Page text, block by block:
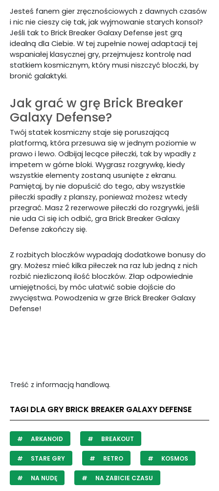
Jesteś fanem gier zręcznościowych z dawnych czasów
i nic nie cieszy cię tak, jak wyjmowanie starych konsol?
Jeśli tak to Brick Breaker Galaxy Defense jest grą
idealną dla Ciebie. W tej zupełnie nowej adaptacji tej
wspaniałej klasycznej gry, przejmujesz kontrolę nad
statkiem kosmicznym, który musi niszczyć bloczki, by
bronić galaktyki.
Jak grać w grę Brick Breaker
Galaxy Defense?
Twój statek kosmiczny staje się poruszającą
platformą, która przesuwa się w jednym poziomie w
prawo i lewo. Odbijaj lecące piłeczki, tak by wpadły z
impetem w górne bloki. Wygrasz rozgrywkę, kiedy
wszystkie elementy zostaną usunięte z ekranu.
Pamiętaj, by nie dopuścić do tego, aby wszystkie
piłeczki spadły z planszy, ponieważ możesz wtedy
przegrać. Masz 2 rezerwowe piłeczki do rozgrywki, jeśli
nie uda Ci się ich odbić, gra Brick Breaker Galaxy
Defense zakończy się.
Z rozbitych bloczków wypadają dodatkowe bonusy do
gry. Możesz mieć kilka piłeczek na raz lub jedną z nich
rozbić niezliczoną ilość bloczków. Złap odpowiednie
umiejętności, by móc ułatwić sobie dojście do
zwycięstwa. Powodzenia w grze Brick Breaker Galaxy
Defense!
Treść z informacją handlową.
TAGI DLA GRY BRICK BREAKER GALAXY DEFENSE
ARKANOID BREAKOUT
STARE GRY RETRO KOSMOS
NA NUDĘ NA ZABICIE CZASU